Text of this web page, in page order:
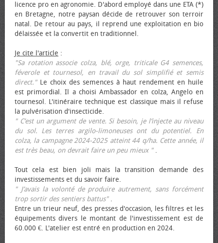
licence pro en agronomie. D'abord employé dans une ETA (*)
en Bretagne, notre paysan décide de retrouver son terroir
natal. De retour au pays, il reprend une exploitation en bio
délaissée et la convertit en traditionnel.
Je cite l'article :
"Sa rotation associe colza, blé, orge, triticale G4 semences,
féverole et tournesol, en travail du sol simplifié et semis
direct."Le choix des semences à haut rendement en huile
est primordial. Il a choisi Ambassador en colza, Angelo en
tournesol. L'itinéraire technique est classique mais il refuse
la pulvérisation d'insecticide.
" C’est un argument de vente. Si besoin, je l’injecte au niveau
du sol. Les terres argilo-limoneuses ont du potentiel. En
colza, la campagne 2024-2025 atteint 44 q/ha. Cette année, il
est très beau, on devrait faire un peu mieux ".
Tout cela est bien joli mais la transition demande des
investissements et du savoir faire.
" J’avais la volonté de produire autrement, sans forcément
trop sortir des sentiers battus".
Entre un trieur neuf, des presses d'occasion, les filtres et les
équipements divers le montant de l'investissement est de
60.000 €. L'atelier est entré en production en 2024.